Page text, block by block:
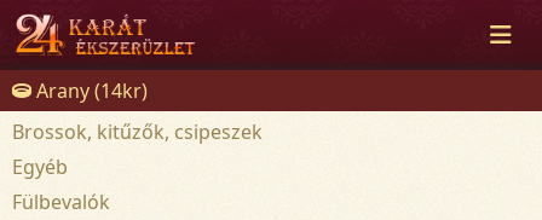
Arany (14kr)
Brossok, kitűzők, csipeszek
Egyéb
Fülbevalók